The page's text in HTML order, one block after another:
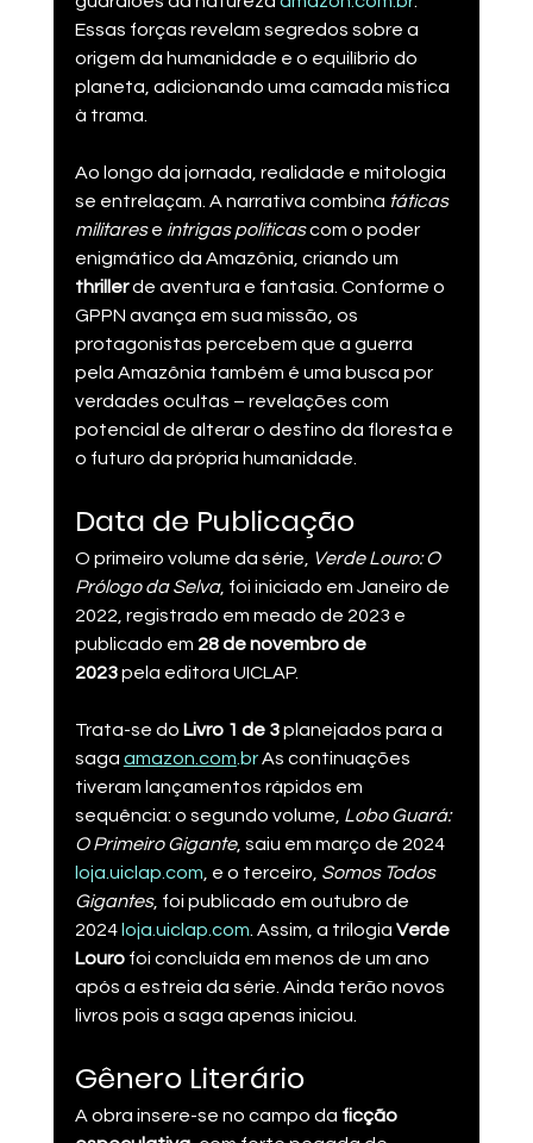
Essas forças revelam segredos sobre a
origem da humanidade e o equilíbrio do
planeta, adicionando uma camada mística
à trama.
Ao longo da jornada, realidade e mitologia
se entrelaçam. A narrativa combina táticas
militares e intrigas políticas com o poder
enigmático da Amazônia, criando um
thriller de aventura e fantasia. Conforme o
GPPN avança em sua missão, os
protagonistas percebem que a guerra
pela Amazônia também é uma busca por
verdades ocultas – revelações com
potencial de alterar o destino da floresta e
o futuro da própria humanidade​.
Data de Publicação
O primeiro volume da série, Verde Louro: O
Prólogo da Selva, foi iniciado em Janeiro de
2022, registrado em meado de 2023 e
publicado em 28 de novembro de
2023 pela editora UICLAP​.
Trata-se do Livro 1 de 3 planejados para a
saga​ amazon.com.br As continuações
tiveram lançamentos rápidos em
sequência: o segundo volume, Lobo Guará:
O Primeiro Gigante, saiu em março de 2024​
loja.uiclap.com, e o terceiro, Somos Todos
Gigantes, foi publicado em outubro de
2024​ loja.uiclap.com. Assim, a trilogia Verde
Louro foi concluída em menos de um ano
após a estreia da série. Ainda terão novos
livros pois a saga apenas iniciou.
Gênero Literário
A obra insere-se no campo da ficção